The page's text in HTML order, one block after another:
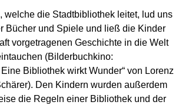
welche die Stadtbibliothek leitet, lud uns
Bücher und Spiele und ließ die Kinder
vorgetragenen Geschichte in die Welt
(Bilderbuchkino:
Bibliothek wirkt Wunder“ von Lorenz
Den Kindern wurden außerdem
die Regeln einer Bibliothek und der